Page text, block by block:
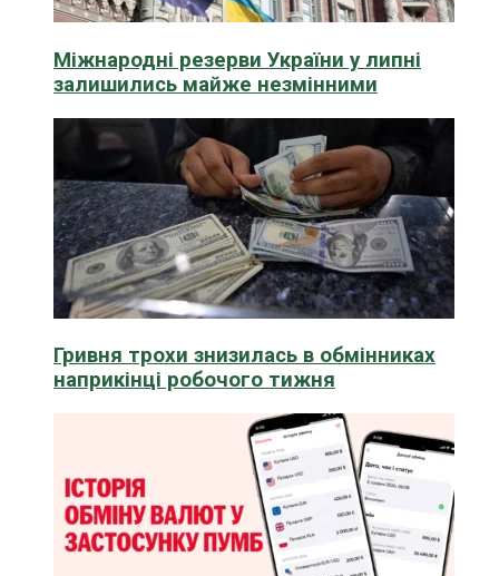
Міжнародні резерви України у липні
залишились майже незмінними
Гривня трохи знизилась в обмінниках
наприкінці робочого тижня